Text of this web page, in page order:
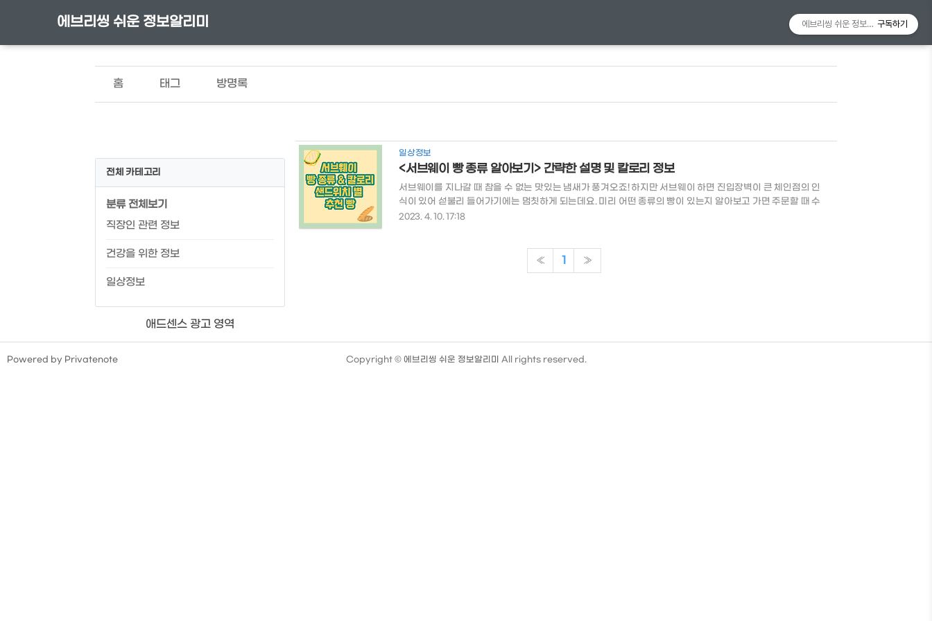
에브리씽 쉬운 정보알리미
홈 태그 방명록
일상정보
<서브웨이 빵 종류 알아보기> 간략한 설명 및 칼로리 정보
서브웨이를 지나갈 때 참을 수 없는 맛있는 냄새가 풍겨오죠! 하지만 서브웨이 하면 진입장벽이 큰 체인점의 인
식이 있어 섣불리 들어가기에는 멈칫하게 되는데요. 미리 어떤 종류의 빵이 있는지 알아보고 가면 주문할 때 수
월하지 않을까요? 목차 서브웨이 빵 종류 샌드위치 별 추천 빵 서브웨이 빵 종류 빵종류 칼로리 특징 허니오트
물빵 파마산 오레가노 213kcal 부드러운 화이트빵에 파마산 오레가노 시즈닝을 묻혀 허브향이 가득 화이트
202kcal 가장 클래식한 부드러운 밀빵 플랫브레드 467..
2023. 4. 10. 17:18
« 1 »
전체 카테고리
분류 전체보기
직장인 관련 정보
건강을 위한 정보
일상정보
애드센스 광고 영역
Powered by Privatenote Copyright © 에브리씽 쉬운 정보알리미 All rights reserved.
TistoryWhaleSkin3.4
에브리씽 쉬운 정보알리미구독하기